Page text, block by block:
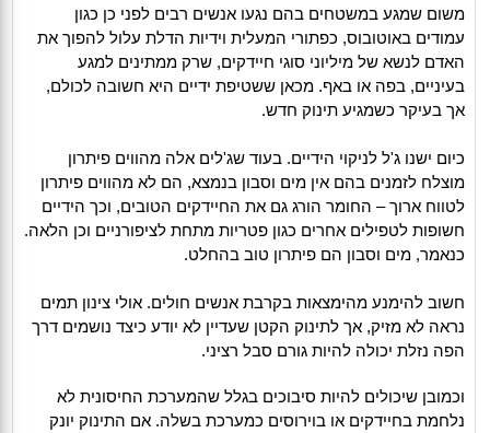
משום שמגע במשטחים בהם נגעו אנשים רבים לפני כן כגון
עמודים באוטובוס, כפתורי המעלית וידיות הדלת עלול להפוך את
האדם לנשא של מיליוני סוגי חיידקים, שרק ממתינים למגע
בעיניים, בפה או באף. מכאן ששטיפת ידיים היא חשובה לכולם,
אך בעיקר כשמגיע תינוק חדש.
כיום ישנו ג'ל לניקוי הידיים. בעוד שג'לים אלה מהווים פיתרון
מוצלח לזמנים בהם אין מים וסבון בנמצא, הם לא מהווים פיתרון
לטווח ארוך – החומר הורג גם את החיידקים הטובים, וכך הידיים
חשופות לטפילים אחרים כגון פטריות מתחת לציפורניים וכן הלאה.
כנאמר, מים וסבון הם פיתרון טוב בהחלט.
חשוב להימנע מהימצאות בקרבת אנשים חולים. אולי צינון תמים
נראה לא מזיק, אך לתינוק הקטן שעדיין לא יודע כיצד נושמים דרך
הפה נזלת יכולה להיות גורם סבל רציני.
וכמובן שיכולים להיות סיבוכים בגלל שהמערכת החיסונית לא
נלחמת בחיידקים או בוירוסים כמערכת בשלה. אם התינוק יונק